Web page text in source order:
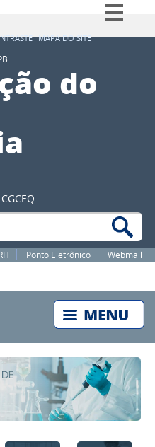
MAPA DO SITE
Simplifique!
Participe
do
Ponto Eletrônico Webmail